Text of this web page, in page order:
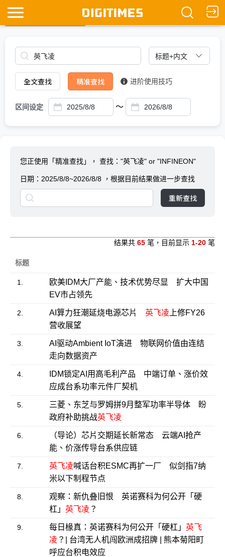
Ask DIGITIMES
全文查找 精准查找 进阶使用技巧
区间设定 ～
您正使用「精准查找」， 查找："英飞凌" or "INFINEON"
日期： 2025/8/8~2026/8/8 ，根据目前结果做进一步查找
重新查找
结果共 65 笔，目前显示 1-20 笔
标题
1.
欧美IDM大厂产能、技术优势尽显 扩大中国
EV市占领先
2. AI算力狂潮延烧电源芯片 英飞凌上修FY26
营收展望
3.
AI驱动Ambient IoT演进 物联网价值由连结
走向数据资产
4.
IDM锁定AI用高毛利产品 中端订单、涨价效
应成台系功率元件厂契机
5.
三菱、东芝与罗姆拼9月整军功率半导体 盼
政府补助挑战英飞凌
6.
（导论）芯片交期延长新常态 云端AI抢产
能、价涨传导台系供应链
7. 英飞凌喊话台积ESMC再扩一厂 似剑指7纳
米以下制程节点
8.
观察：新仇叠旧恨 英诺赛科为何公开「硬
杠」 英飞凌？
9. 每日椽真：英诺赛科为何公开「硬杠」 英飞
凌？| 台湾无人机闯欧洲成招牌 | 熊本菊阳町
呼应台积电效应